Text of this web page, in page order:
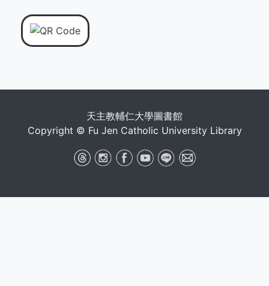
天主教輔仁大學圖書館
Copyright © Fu Jen Catholic University Library